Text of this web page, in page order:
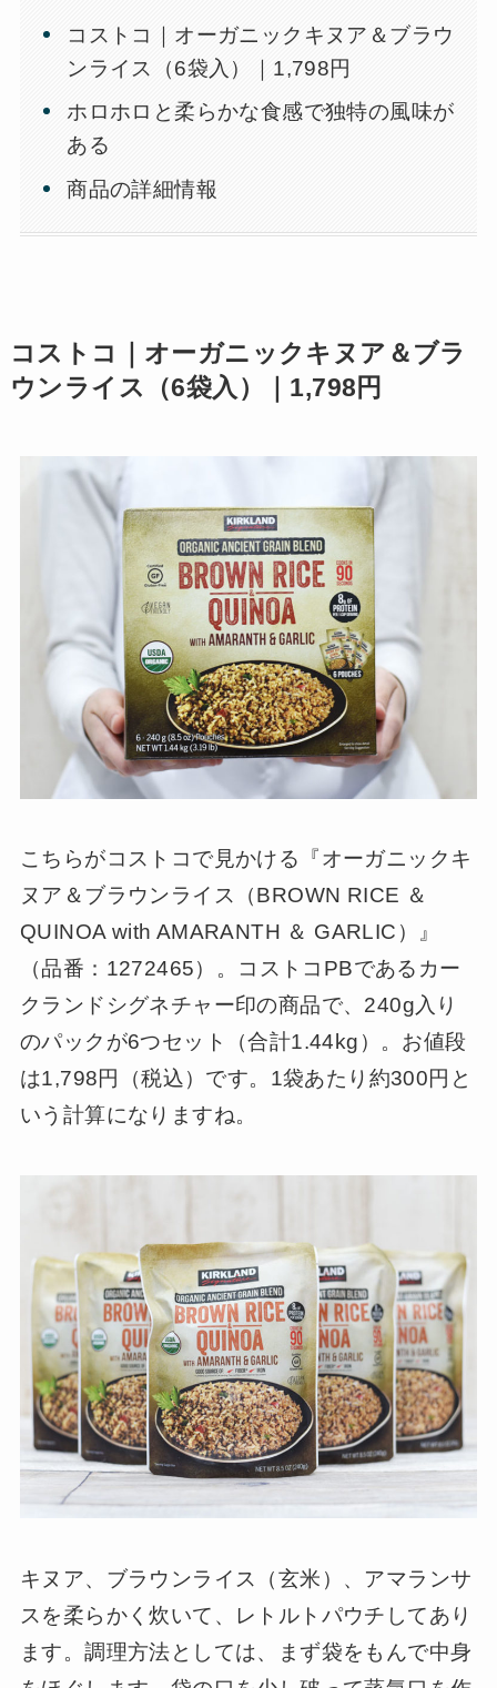
コストコ｜オーガニックキヌア＆ブラウ
ンライス（6袋入）｜1,798円
ホロホロと柔らかな食感で独特の風味が
ある
商品の詳細情報
コストコ｜オーガニックキヌア＆ブラ
ウンライス（6袋入）｜1,798円
こちらがコストコで見かける『オーガニックキ
ヌア＆ブラウンライス（BROWN RICE ＆
QUINOA with AMARANTH ＆ GARLIC）』
（品番：1272465）。コストコPBであるカー
クランドシグネチャー印の商品で、240g入り
のパックが6つセット（合計1.44kg）。お値段
は1,798円（税込）です。1袋あたり約300円と
いう計算になりますね。
キヌア、ブラウンライス（玄米）、アマランサ
スを柔らかく炊いて、レトルトパウチしてあり
ます。調理方法としては、まず袋をもんで中身